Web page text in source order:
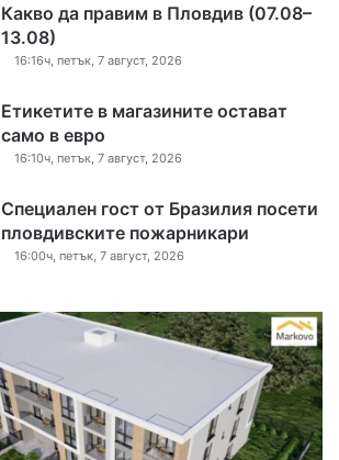
Какво да правим в Пловдив (07.08–
13.08)
16:16ч, петък, 7 август, 2026
Етикетите в магазините остават
само в евро
16:10ч, петък, 7 август, 2026
Специален гост от Бразилия посети
пловдивските пожарникари
16:00ч, петък, 7 август, 2026